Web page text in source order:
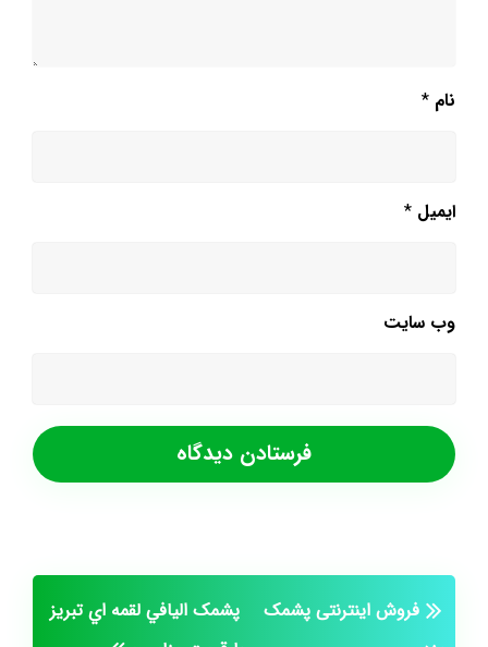
نام *
ایمیل *
وب‌ سایت
فروش اینترنتی پشمک
پشمک اليافي لقمه اي تبريز